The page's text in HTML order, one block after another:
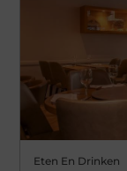
Eten En Drinken